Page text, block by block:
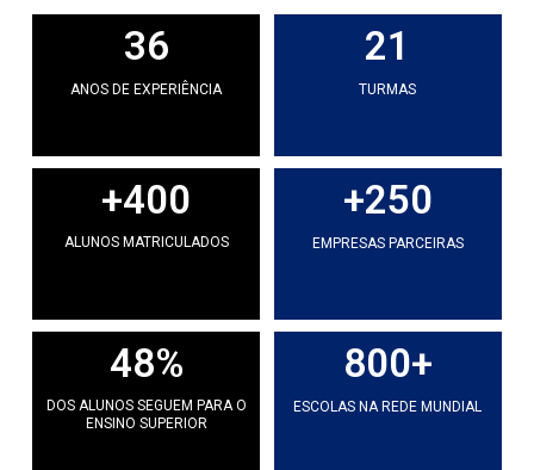
ANOS DE EXPERIÊNCIA
36
TURMAS
21
ALUNOS MATRICULADOS
+400
EMPRESAS PARCEIRAS
+250
DOS ALUNOS SEGUEM PARA O
ENSINO SUPERIOR
48%
ESCOLAS NA REDE MUNDIAL
800+